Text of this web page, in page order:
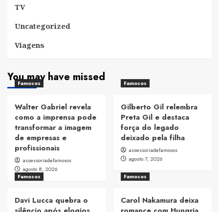
TV
Uncategorized
Viagens
You may have missed
Famosos
Walter Gabriel revela
como a imprensa pode
transformar a imagem
de empresas e
profissionais
assessoriadefamosos
agosto 8, 2026
Famosos
Gilberto Gil relembra
Preta Gil e destaca
força do legado
deixado pela filha
assessoriadefamosos
agosto 7, 2026
Famosos
Davi Lucca quebra o
Famosos
Carol Nakamura deixa